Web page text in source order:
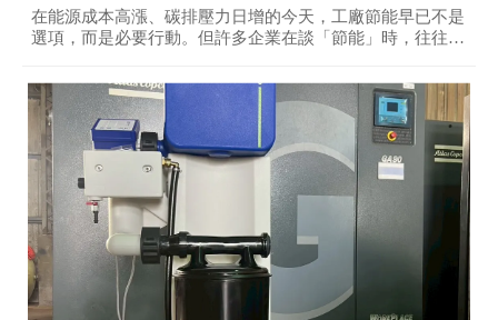
在能源成本高漲、碳排壓力日增的今天，工廠節能早已不是
選項，而是必要行動。但許多企業在談「節能」時，往往陷
果？